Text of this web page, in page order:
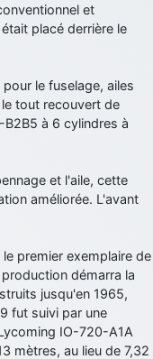
resté dans le filtre…
et
placé derrière le
le fuselage, ailes
tout recouvert de
à 6 cylindres à
et l'aile, cette
améliorée. L'avant
premier exemplaire de
démarra la
jusqu'en 1965,
fut suivi par une
IO-720-A1A
mètres, au lieu de 7,32